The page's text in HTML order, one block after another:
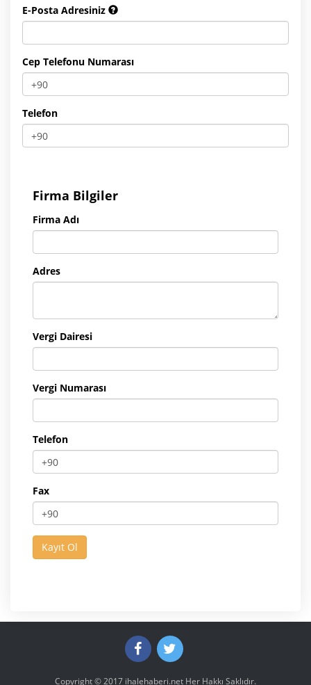
E-Posta Adresiniz
Cep Telefonu Numarası
Telefon
Firma Bilgiler
Firma Adı
Adres
Vergi Dairesi
Vergi Numarası
Telefon
Fax
Copyright © 2017 ihalehaberi.net Her Hakkı Saklıdır.